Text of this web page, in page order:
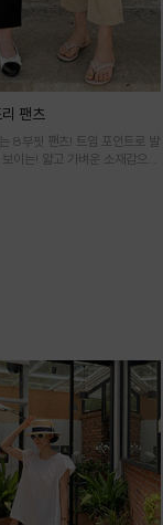
팬츠
8부핏 팬츠! 트임 포인트로 발
이는! 얇고 가벼운 소재감으로
인한 입고지연·순차발송 진행중